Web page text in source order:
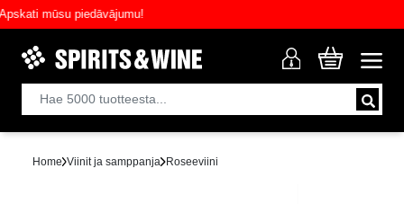
mūsu piedāvājumu!
Home Viinit ja samppanja Roseeviini